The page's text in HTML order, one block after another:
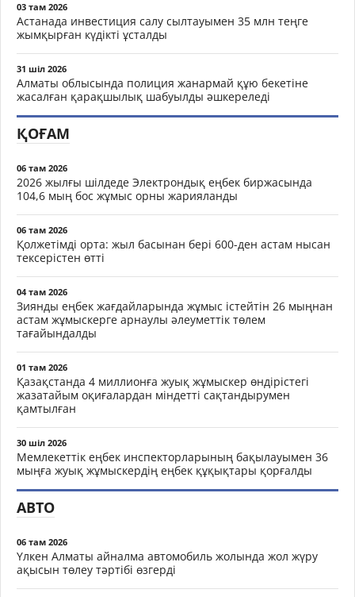
03 там 2026
Астанада инвестиция салу сылтауымен 35 млн теңге
жымқырған күдікті ұсталды
31 шіл 2026
Алматы облысында полиция жанармай құю бекетіне
жасалған қарақшылық шабуылды әшкереледі
ҚОҒАМ
06 там 2026
2026 жылғы шілдеде Электрондық еңбек биржасында
104,6 мың бос жұмыс орны жарияланды
06 там 2026
Қолжетімді орта: жыл басынан бері 600-ден астам нысан
тексерістен өтті
04 там 2026
Зиянды еңбек жағдайларында жұмыс істейтін 26 мыңнан
астам жұмыскерге арнаулы әлеуметтік төлем
тағайындалды
01 там 2026
Қазақстанда 4 миллионға жуық жұмыскер өндірістегі
жазатайым оқиғалардан міндетті сақтандырумен
қамтылған
30 шіл 2026
Мемлекеттік еңбек инспекторларының бақылауымен 36
мыңға жуық жұмыскердің еңбек құқықтары қорғалды
АВТО
06 там 2026
Үлкен Алматы айналма автомобиль жолында жол жүру
ақысын төлеу тәртібі өзгерді